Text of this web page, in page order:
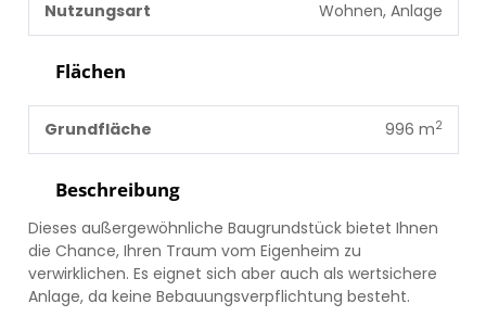
Beschreibung
Dieses außergewöhnliche Baugrundstück bietet Ihnen
die Chance, Ihren Traum vom Eigenheim zu
verwirklichen. Es eignet sich aber auch als wertsichere
Anlage, da keine Bebauungsverpflichtung besteht.
Nutzungsart
Wohnen, Anlage
Flächen
Grundfläche 996 m2